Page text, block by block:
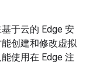
于云的 Edge 安
创建和修改虚拟
使用在 Edge 注